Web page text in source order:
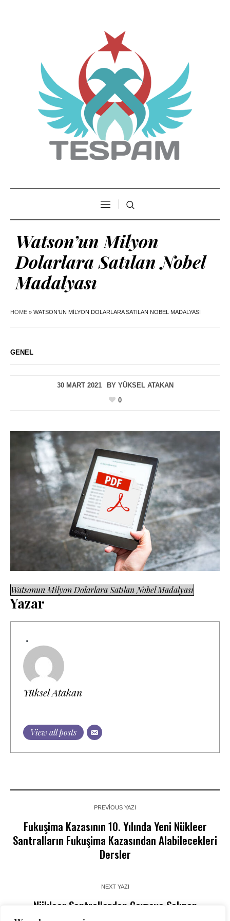
Watson’un Milyon
Dolarlara Satılan Nobel
Madalyası
HOME » WATSON’UN MILYON DOLARLARA SATILAN NOBEL MADALYASI
GENEL
30 MART 2021 BY YÜKSEL ATAKAN
0
Watsonun Milyon Dolarlara Satılan Nobel Madalyası
Yazar
Yüksel Atakan
View all posts
PREVIOUS YAZI
Fukuşima Kazasının 10. Yılında Yeni Nükleer
Santralların Fukuşima Kazasından Alabilecekleri
Dersler
NEXT YAZI
Nükleer Santrallerden Çevreye Salınan